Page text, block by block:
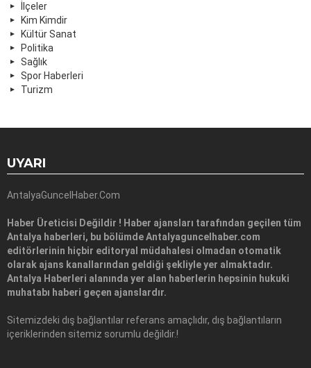
İlçeler
Kim Kimdir
Kültür Sanat
Politika
Sağlık
Spor Haberleri
Turizm
UYARI
AntalyaGuncelHaber.Com
Haber Üreticisi Değildir ! Haber ajansları tarafından geçilen tüm
Antalya haberleri, bu bölümde Antalyaguncelhaber.com
editörlerinin hiçbir editoryal müdahalesi olmadan otomatik
olarak ajans kanallarından geldiği şekliyle yer almaktadır.
Antalya Haberleri alanında yer alan haberlerin hepsinin hukuki
muhatabı haberi geçen ajanslardır.
Sitemizdeki dış bağlantılar referans amaçlıdır, dış bağlantıların
içeriklerinden sitemiz sorumlu değildir.!